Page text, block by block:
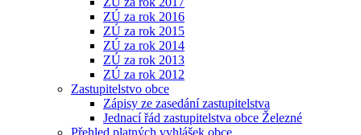
ZÚ za rok 2016
ZÚ za rok 2015
ZÚ za rok 2014
ZÚ za rok 2013
ZÚ za rok 2012
Zastupitelstvo obce
Zápisy ze zasedání zastupitelstva
Jednací řád zastupitelstva obce Železné
Přehled platných vyhlášek obce